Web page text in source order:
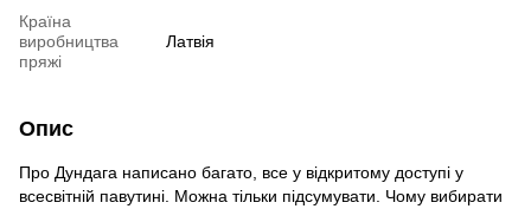
Країна
виробництва
пряжі
Латвія
Опис
Про Дундага написано багато, все у відкритому доступі у
всесвітній павутині. Можна тільки підсумувати. Чому вибирати